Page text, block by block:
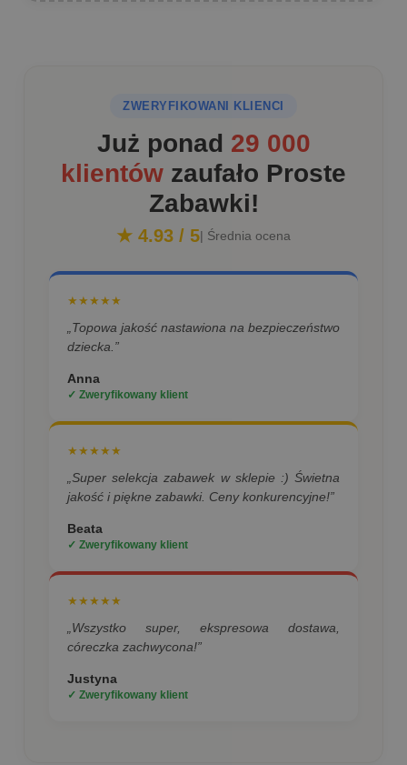
ZWERYFIKOWANI KLIENCI
Już ponad 29 000
klientów zaufało Proste
Zabawki!
★ 4.93 / 5| Średnia ocena
★★★★★
„Topowa jakość nastawiona na bezpieczeństwo
dziecka.”
Anna
✓ Zweryfikowany klient
★★★★★
„Super selekcja zabawek w sklepie :) Świetna
jakość i piękne zabawki. Ceny konkurencyjne!”
Beata
✓ Zweryfikowany klient
★★★★★
„Wszystko super, ekspresowa dostawa,
córeczka zachwycona!”
Justyna
✓ Zweryfikowany klient